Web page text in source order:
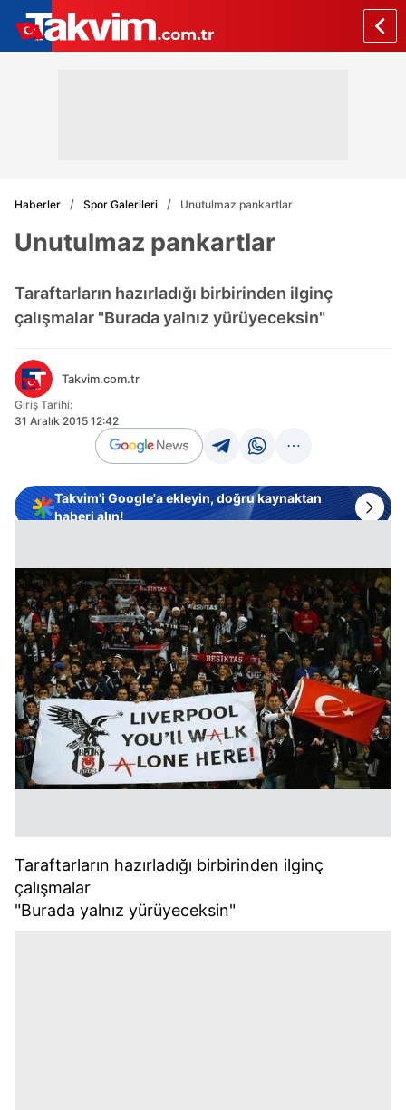
Haberler Spor Galerileri Unutulmaz pankartlar
Unutulmaz pankartlar
Taraftarların hazırladığı birbirinden ilginç
çalışmalar "Burada yalnız yürüyeceksin"
Takvim.com.tr
Giriş Tarihi:
31 Aralık 2015 12:42
Takvim'i Google'a ekleyin, doğru kaynaktan
haberi alın!
Taraftarların hazırladığı birbirinden ilginç
çalışmalar
"Burada yalnız yürüyeceksin"